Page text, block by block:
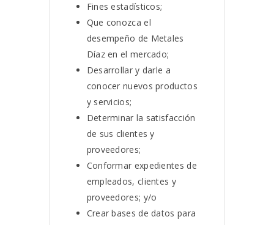
Fines estadísticos;
Que conozca el
desempeño de Metales
Díaz en el mercado;
Desarrollar y darle a
conocer nuevos productos
y servicios;
Determinar la satisfacción
de sus clientes y
proveedores;
Conformar expedientes de
empleados, clientes y
proveedores; y/o
Crear bases de datos para